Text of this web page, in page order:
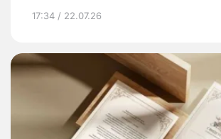
17:34 / 22.07.26